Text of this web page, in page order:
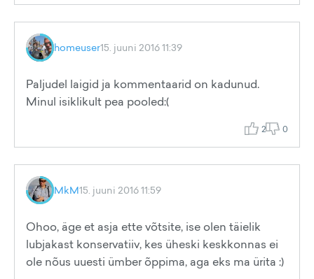
homeuser15. juuni 2016 11:39
Paljudel laigid ja kommentaarid on kadunud.
Minul isiklikult pea pooled:(
2 0
MkM15. juuni 2016 11:59
Ohoo, äge et asja ette võtsite, ise olen täielik
lubjakast konservatiiv, kes üheski keskkonnas ei
ole nõus uuesti ümber õppima, aga eks ma ürita :)